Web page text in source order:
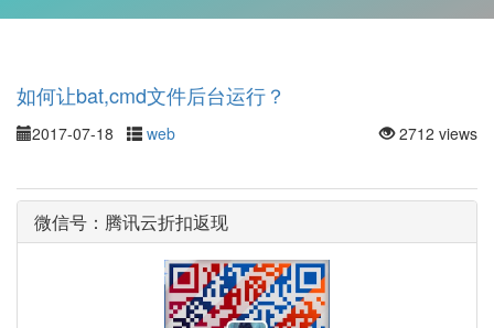
如何让bat,cmd文件后台运行？
2017-07-18 web 2712 views
微信号：腾讯云折扣返现